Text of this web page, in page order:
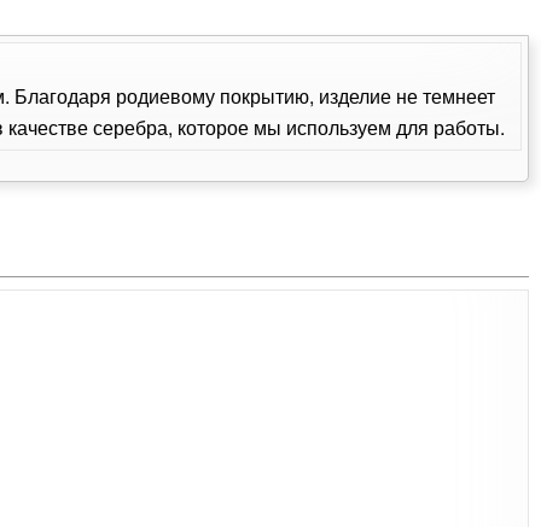
Благодаря родиевому покрытию, изделие не темнеет
серебра, которое мы используем для работы.